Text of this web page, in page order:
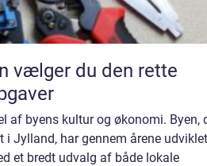
af byens kultur og økonomi. Byen,
i Jylland, har gennem årene
et bredt udvalg af både lokale